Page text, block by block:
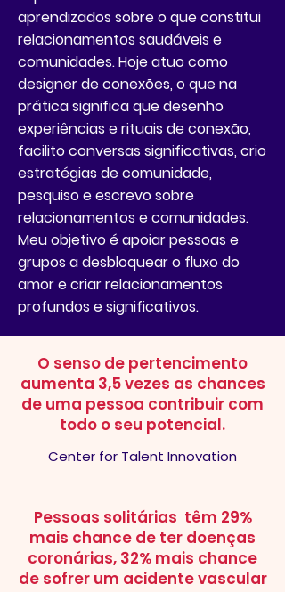
aprendizados sobre o que constitui
relacionamentos saudáveis e
comunidades. Hoje atuo como
designer de conexões, o que na
prática significa que desenho
experiências e rituais de conexão,
facilito conversas significativas, crio
estratégias de comunidade,
pesquiso e escrevo sobre
relacionamentos e comunidades.
Meu objetivo é apoiar pessoas e
grupos a desbloquear o fluxo do
amor e criar relacionamentos
profundos e significativos.
O senso de pertencimento
aumenta 3,5 vezes as chances
de uma pessoa contribuir com
todo o seu potencial.
Center for Talent Innovation
Pessoas solitárias têm 29%
mais chance de ter doenças
coronárias, 32% mais chance
de sofrer um acidente vascular